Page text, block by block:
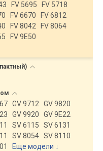
FV 5695
FV 5718
FV 6670
FV 6812
FV 8042
FV 8064
FV 9E50
GV 9712
GV 9820
GV 9920
GV 9E22
SV 6115
SV 6131
SV 8054 SV 8110
Еще модели ↓